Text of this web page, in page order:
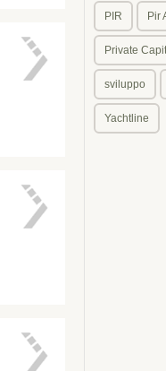
PIR Pir
Private
sviluppo
Yachtline